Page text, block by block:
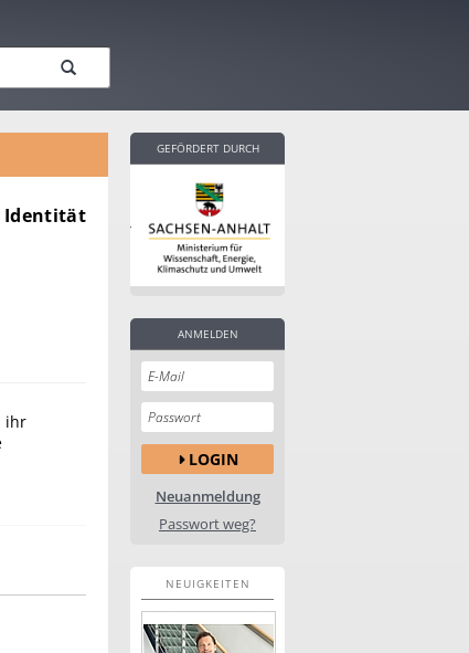
Identität
ihr
GEFÖRDERT DURCH
ANMELDEN
LOGIN
Neuanmeldung
Passwort weg?
NEUIGKEITEN